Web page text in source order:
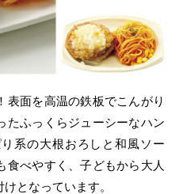
表面を高温の鉄板でこんがり
たふっくらジューシーなハン
系の大根おろしと和風ソー
食べやすく、子どもから大人
となっています。